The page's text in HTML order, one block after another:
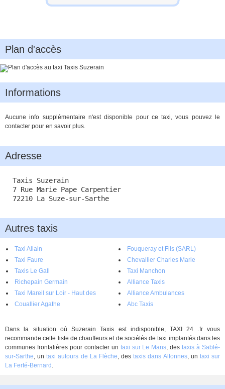
Plan d'accès
Informations
Aucune info supplémentaire n'est disponible pour ce taxi, vous pouvez le
contacter pour en savoir plus.
Adresse
Taxis Suzerain
7 Rue Marie Pape Carpentier
72210 La Suze-sur-Sarthe
Autres taxis
Taxi Allain
Fouqueray et Fils (SARL)
Taxi Faure
Chevallier Charles Marie
Taxis Le Gall
Taxi Manchon
Richepain Germain
Alliance Taxis
Taxi Mareil sur Loir - Haut des
Rottes
Alliance Ambulances
Couallier Agathe
Abc Taxis
Dans la situation où Suzerain Taxis est indisponible, TAXI 24 .fr vous
recommande cette liste de chauffeurs et de sociétés de taxi implantés dans les
communes frontalières pour contacter un taxi sur Le Mans, destaxis à Sablé-
sur-Sarthe, untaxi autours de La Flèche, destaxis dans Allonnes, un taxi sur
La Ferté-Bernard .